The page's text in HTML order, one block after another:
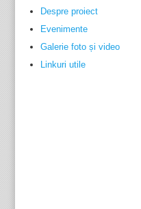
Despre proiect
Evenimente
Galerie foto și video
Linkuri utile